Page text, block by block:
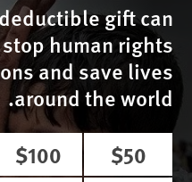
gift can
human rights
and save lives
around the world.
$50
$100